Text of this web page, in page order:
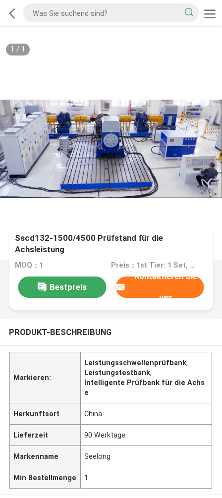
1 / 1
Sscd132-1500/4500 Prüfstand für die
Achsleistung
MOQ：1 Preis：1st Tier: 1 Set, Unit Price USD 3.00 2nd Tier: 2-5 Sets, Unit Price USD 2.00 3rd Tier: Over 5 Sets, Unit Price USD 1.00
Bestpreis
Kontaktieren Sie
uns
PRODUKT-BESCHREIBUNG
Markieren:
Leistungsschwellenprüfbank,
Leistungstestbank,
Intelligente Prüfbank für die Achs
e
Herkunftsort China
Lieferzeit 90 Werktage
Markenname Seelong
Min Bestellmenge 1